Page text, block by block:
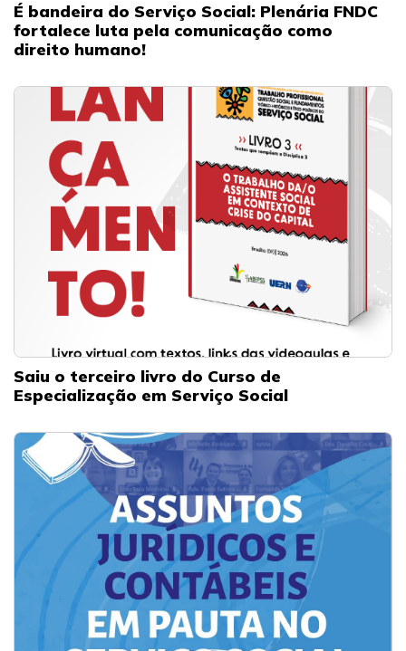
É bandeira do Serviço Social: Plenária FNDC
fortalece luta pela comunicação como
direito humano!
Saiu o terceiro livro do Curso de
Especialização em Serviço Social